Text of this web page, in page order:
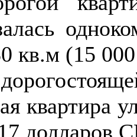
кв.м (15
квартира
долларов